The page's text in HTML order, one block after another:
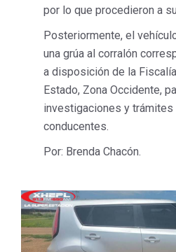
por lo que procedieron a
Posteriormente, el
una grúa al corralón
a disposición de la Fiscalía
Estado, Zona Occidente,
investigaciones y trámites
conducentes.
Por: Brenda Chacón.